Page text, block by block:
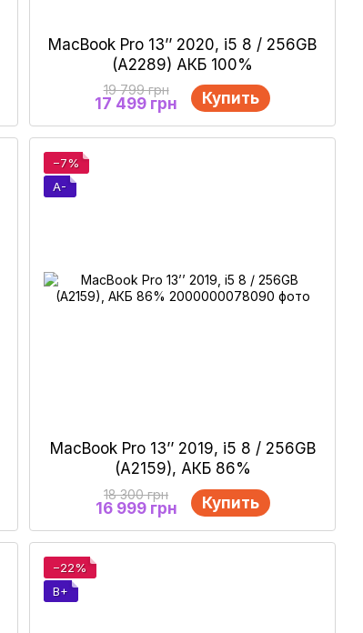
MacBook Pro 13’’ 2020, i5 8 / 256GB
(А2289) АКБ 100%
19 799 грн
17 499 грн Купить
−7%
A-
MacBook Pro 13’’ 2019, i5 8 / 256GB
(A2159), АКБ 86%
18 300 грн
16 999 грн Купить
−22%
B+